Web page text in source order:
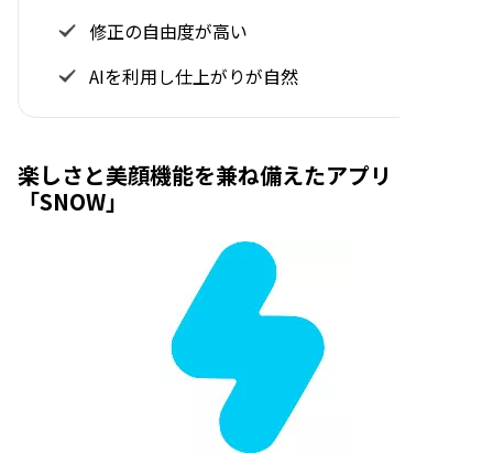
修正の自由度が高い
AIを利用し仕上がりが自然
楽しさと美顔機能を兼ね備えたアプリ
「SNOW」